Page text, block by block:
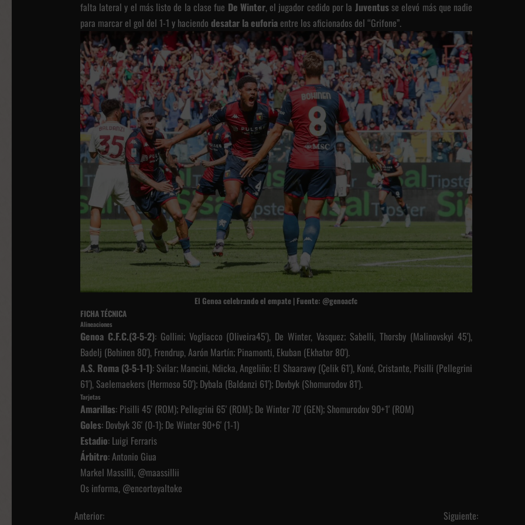
falta lateral y el más listo de la clase fue De Winter, el jugador cedido por la Juventusse elevó más que nadie
para marcar el gol del 1-1 y haciendo desatar la euforiaentre los aficionados del “Grifone”.
El Genoa celebrando el empate | Fuente: @genoacfc
FICHA TÉCNICA
Alineaciones
Genoa C.F.C.(3-5-2): Gollini; Vogliacco (Oliveira45'), De Winter, Vasquez; Sabelli, Thorsby (Malinovskyi 45'),
Badelj (Bohinen 80'), Frendrup, Aarón Martín; Pinamonti, Ekuban (Ekhator 80').
A.S. Roma (3-5-1-1): Svilar; Mancini, Ndicka, Angeliño; El Shaarawy (Çelik 61'), Koné, Cristante, Pisilli (Pellegrini
61'), Saelemaekers (Hermoso 50'); Dybala (Baldanzi 61'); Dovbyk (Shomurodov 81').
Tarjetas
Amarillas: Pisilli 45' (ROM); Pellegrini 65' (ROM); De Winter 70' (GEN); Shomurodov 90+1' (ROM)
Goles: Dovbyk 36' (0-1); De Winter 90+6' (1-1)
Estadio: Luigi Ferraris
Árbitro: Antonio Giua
Markel Massilli, @maassillii
Os informa, @encortoyaltoke
N
Anterior:
Siguiente: